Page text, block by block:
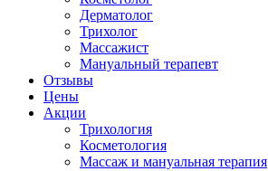
Дерматолог
Трихолог
Массажист
Мануальный терапевт
Отзывы
Цены
Акции
Трихология
Косметология
Массаж и мануальная терапия